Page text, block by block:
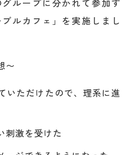
ループに分かれて参加す
ルカフェ」を実施しまし
〜
いただけたので、理系に進
刺激を受けた